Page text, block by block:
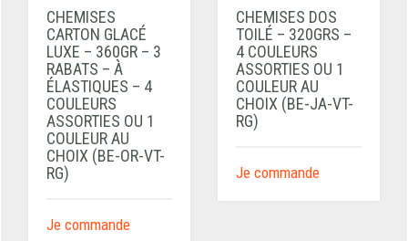
CHEMISES
CARTON GLACÉ
LUXE – 360GR – 3
RABATS – À
ÉLASTIQUES – 4
COULEURS
ASSORTIES OU 1
COULEUR AU
CHOIX (BE-OR-VT-
RG)
Je commande
CHEMISES DOS
TOILÉ – 320GRS –
4 COULEURS
ASSORTIES OU 1
COULEUR AU
CHOIX (BE-JA-VT-
RG)
Je commande